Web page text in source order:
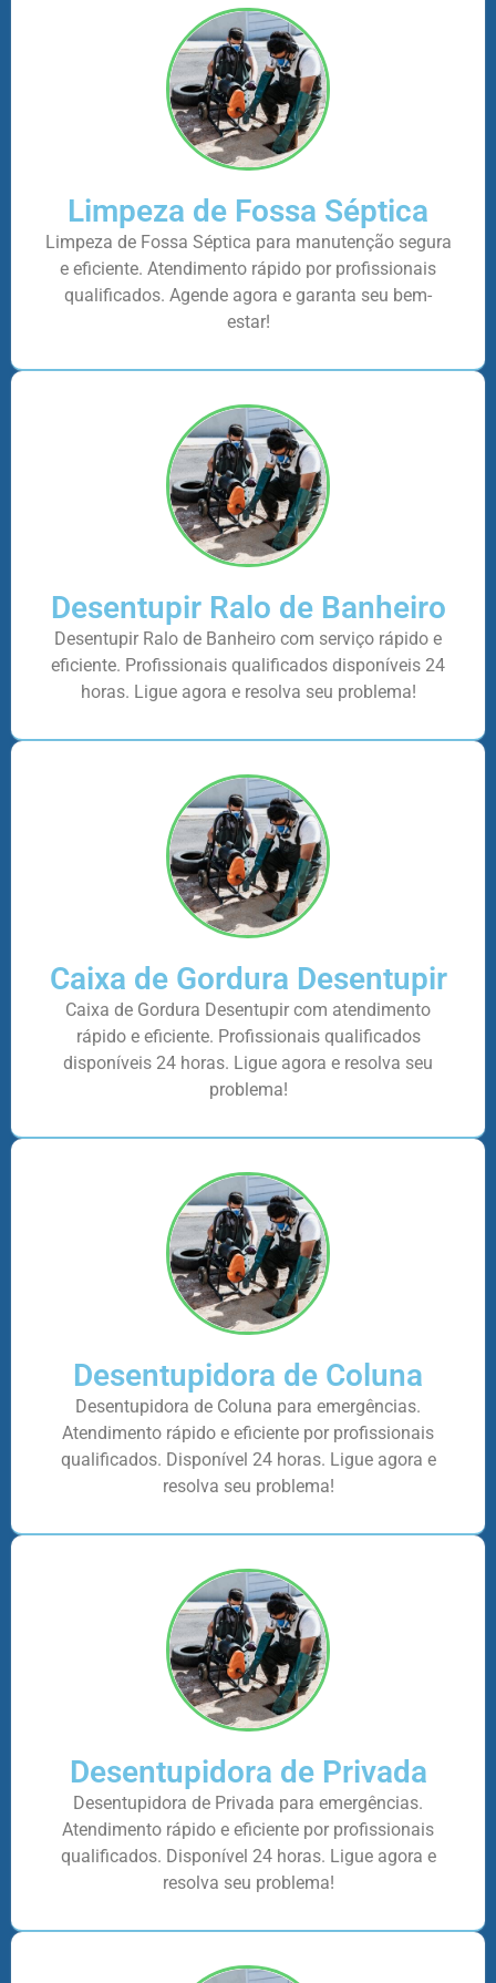
Limpeza de Fossa Séptica
Limpeza de Fossa Séptica para manutenção segura
e eficiente. Atendimento rápido por profissionais
qualificados. Agende agora e garanta seu bem-
estar!
Desentupir Ralo de Banheiro
Desentupir Ralo de Banheiro com serviço rápido e
eficiente. Profissionais qualificados disponíveis 24
horas. Ligue agora e resolva seu problema!
Caixa de Gordura Desentupir
Caixa de Gordura Desentupir com atendimento
rápido e eficiente. Profissionais qualificados
disponíveis 24 horas. Ligue agora e resolva seu
problema!
Desentupidora de Coluna
Desentupidora de Coluna para emergências.
Atendimento rápido e eficiente por profissionais
qualificados. Disponível 24 horas. Ligue agora e
resolva seu problema!
Desentupidora de Privada
Desentupidora de Privada para emergências.
Atendimento rápido e eficiente por profissionais
qualificados. Disponível 24 horas. Ligue agora e
resolva seu problema!